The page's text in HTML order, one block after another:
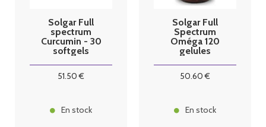
Solgar Full
spectrum
Curcumin - 30
softgels
51.50 €
En stock
Solgar Full
Spectrum
Oméga 120
gelules
50.60 €
En stock